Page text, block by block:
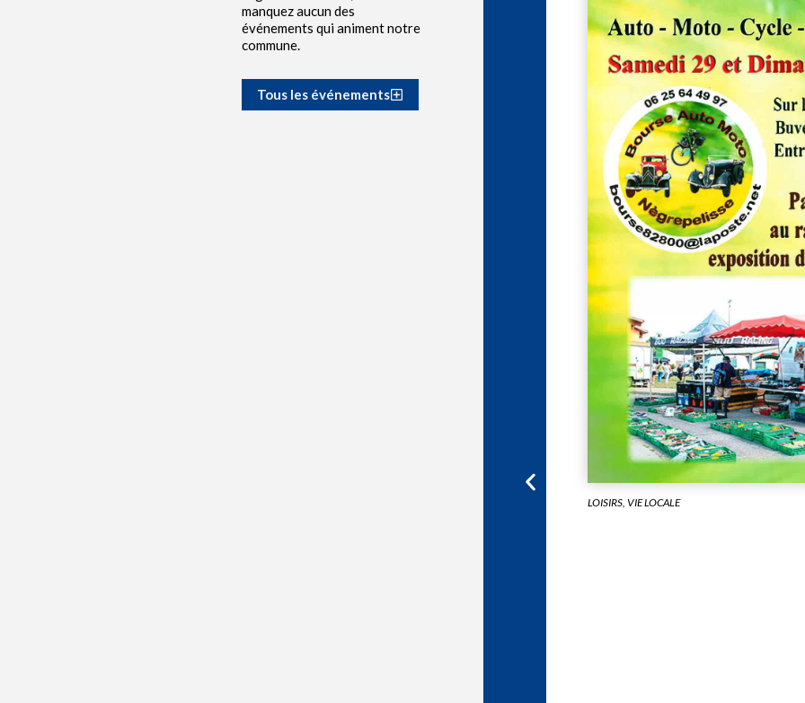
manquez aucun des
événements qui animent notre
commune.
Tous les événements
LOISIRS, VIE LOCALE